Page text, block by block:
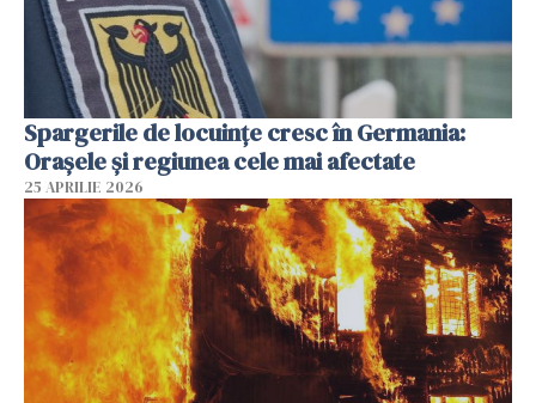
Spargerile de locuințe cresc în Germania:
Orașele și regiunea cele mai afectate
25 APRILIE 2026